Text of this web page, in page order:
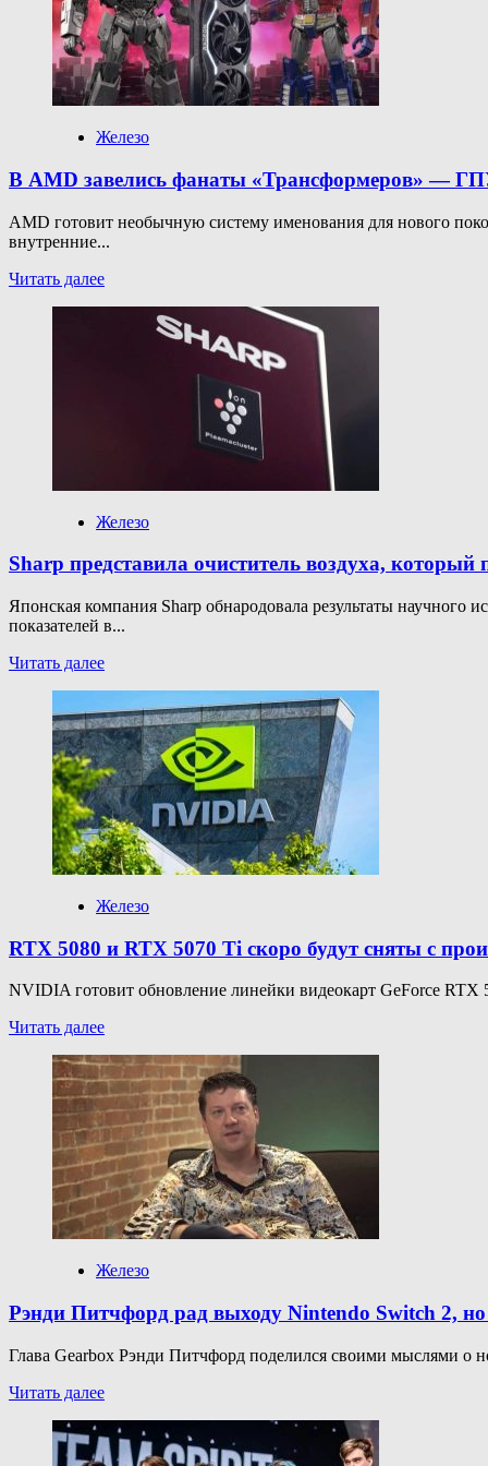
покажут
фильм
по
Street
Fighter
16
октября
2026
есть
Железо
В AMD завелись фанаты «Трансформеров» —
AMD готовит необычную систему именования для нового
внутренние...
Читать далееПрочитать
«Трансформеров»
5
получат
названия
отсылками
Железо
Sharp представила очиститель воздуха,
Японская компания Sharp обнародовала результаты
показателей в...
Читать далееПрочитать
Sharp
представила
очиститель
воздуха,
который
повысит
ваш
KDA
и
урон
в
Железо
RTX 5080 и RTX 5070 Ti скоро будут сняты с
NVIDIA готовит обновление линейки видеокарт GeForce
Читать далееПрочитать
о
RTX
и
RTX
5070
Ti
скоро
будут
сняты
с
производства
Железо
Рэнди Питчфорд рад выходу Nintendo Switch 2,
Глава Gearbox Рэнди Питчфорд поделился своими мыслями о
Читать далееПрочитать
о
Рэнди